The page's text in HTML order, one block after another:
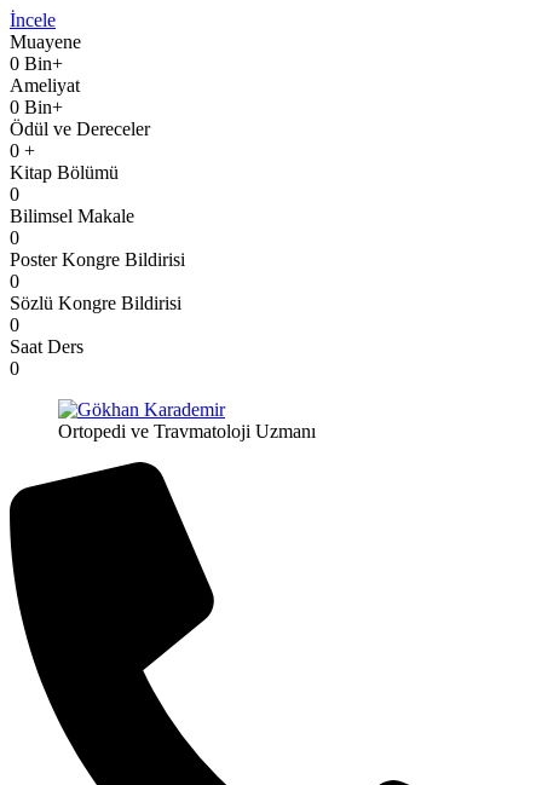
İncele
Muayene
0 Bin+
Ameliyat
0 Bin+
Ödül ve Dereceler
0 +
Kitap Bölümü
0
Bilimsel Makale
0
Poster Kongre Bildirisi
0
Sözlü Kongre Bildirisi
0
Saat Ders
0
Ortopedi ve Travmatoloji Uzmanı